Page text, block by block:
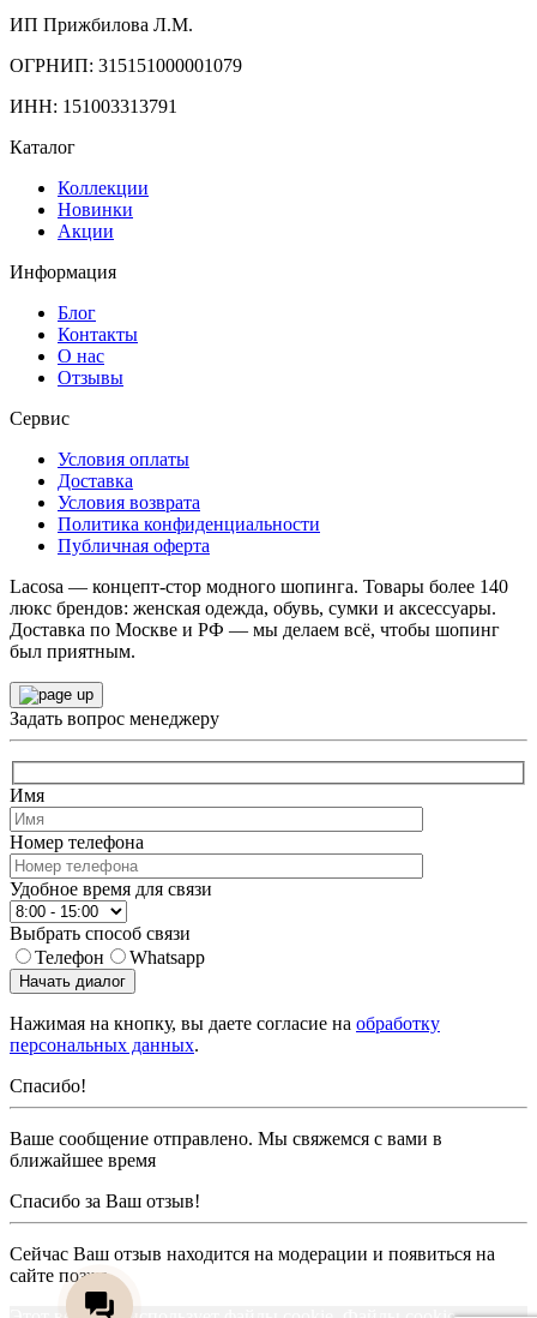
ИП Прижбилова Л.М.
ОГРНИП: 315151000001079
ИНН: 151003313791
Каталог
Коллекции
Новинки
Акции
Информация
Блог
Контакты
О нас
Отзывы
Сервис
Условия оплаты
Доставка
Условия возврата
Политика конфиденциальности
Публичная оферта
Lacosa — концепт-стор модного шопинга. Товары более 140
люкс брендов: женская одежда, обувь, сумки и аксессуары.
Доставка по Москве и РФ — мы делаем всё, чтобы шопинг
был приятным.
Задать вопрос менеджеру
Имя
Номер телефона
Удобное время для связи
Выбрать способ связи
Телефон
Whatsapp
Начать диалог
Нажимая на кнопку, вы даете согласие на обработку
персональных данных.
Спасибо!
Ваше сообщение отправлено. Мы свяжемся с вами в
ближайшее время
Спасибо за Ваш отзыв!
Сейчас Ваш отзыв находится на модерации и появиться на
сайте позже